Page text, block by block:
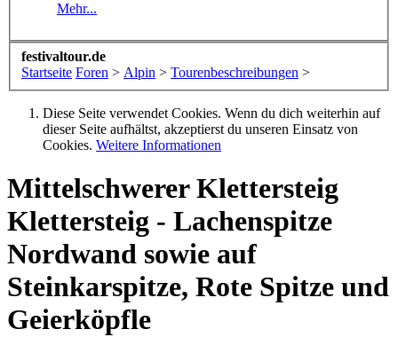
Mehr...
festivaltour.de
Startseite Foren > Alpin > Tourenbeschreibungen >
Diese Seite verwendet Cookies. Wenn du dich weiterhin auf
dieser Seite aufhältst, akzeptierst du unseren Einsatz von
Cookies. Weitere Informationen
Mittelschwerer Klettersteig
Klettersteig - Lachenspitze
Nordwand sowie auf
Steinkarspitze, Rote Spitze und
Geierköpfle